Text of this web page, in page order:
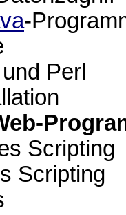
-
Perl
Scripting
Scripting